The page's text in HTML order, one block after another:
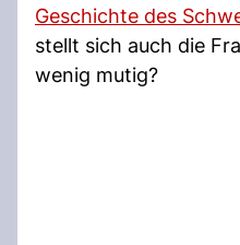
Geschichte des
stellt sich auch die
wenig mutig?